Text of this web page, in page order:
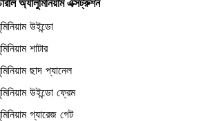
উইন্ডো
শাটার
ছাদ প্যানেল
উইন্ডো ফ্রেম
গ্যারেজ গেট